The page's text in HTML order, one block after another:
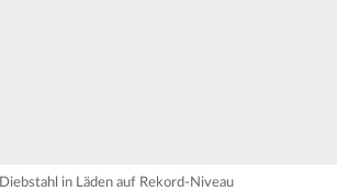
Diebstahl in Läden auf Rekord-Niveau